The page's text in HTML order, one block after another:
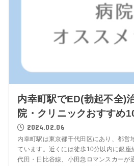
内幸町駅でED(勃起不全)
院・クリニックおすすめ
2024.02.06
内幸町駅は東京都千代田区にあり、都営
ています。近くには徒歩10分以内に銀座
代田・日比谷線、小田急ロマンスカーが